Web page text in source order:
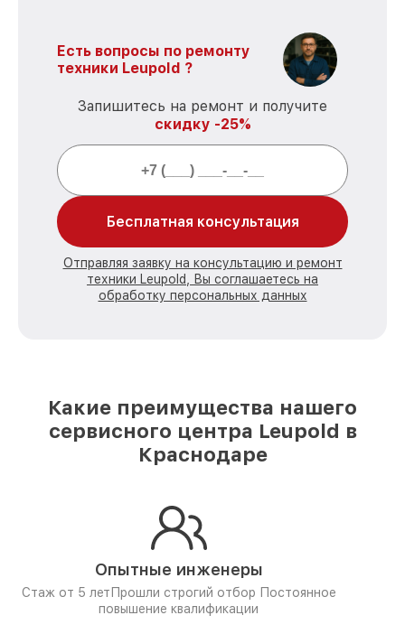
Есть вопросы по ремонту
техники Leupold ?
Запишитесь на ремонт и получите
скидку -25%
Бесплатная консультация
Отправляя заявку на консультацию и ремонт
техники Leupold, Вы соглашаетесь на
обработку персональных данных
Какие преимущества нашего
сервисного центра Leupold в
Краснодаре
Опытные инженеры
Стаж от 5 лет Прошли строгий отбор Постоянное
повышение квалификации